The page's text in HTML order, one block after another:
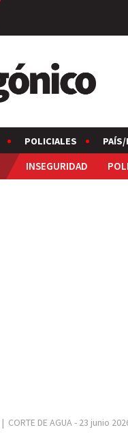
POLICIALES
INSEGURIDAD
| CORTE DE AGUA- 23 junio